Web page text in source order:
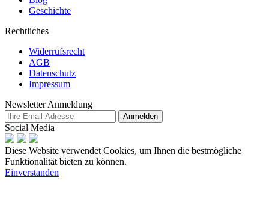
Geschichte
Rechtliches
Widerrufsrecht
AGB
Datenschutz
Impressum
Newsletter Anmeldung
Anmelden
Social Media
Diese Website verwendet Cookies, um Ihnen die bestmögliche
Funktionalität bieten zu können.
Einverstanden